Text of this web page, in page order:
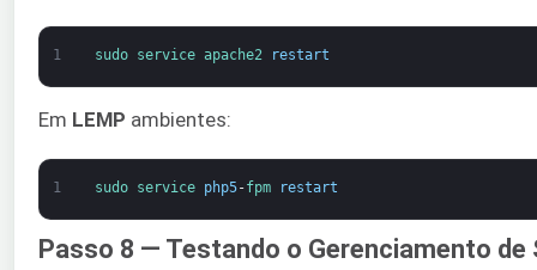
1 sudo service apache2 restart
Em LEMP ambientes:
1 sudo service php5-fpm restart
Passo 8 — Testando o Gerenciamento de